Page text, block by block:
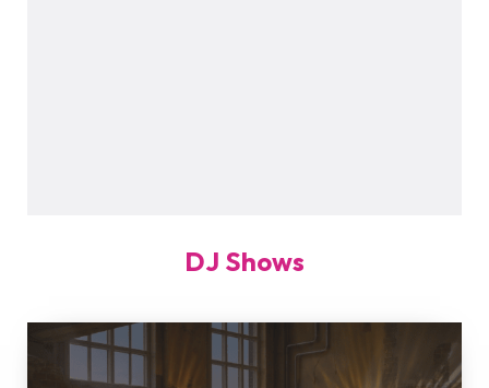
DJ Shows
ELEGANCE